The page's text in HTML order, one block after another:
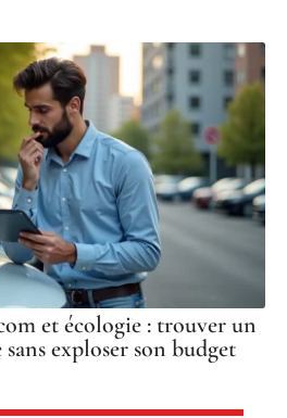
et écologie : trouver un
exploser son budget